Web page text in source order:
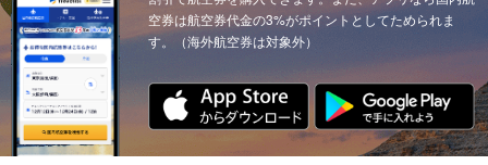
空券は航空券代金の3%がポイントとしてためられま
す。（海外航空券は対象外）